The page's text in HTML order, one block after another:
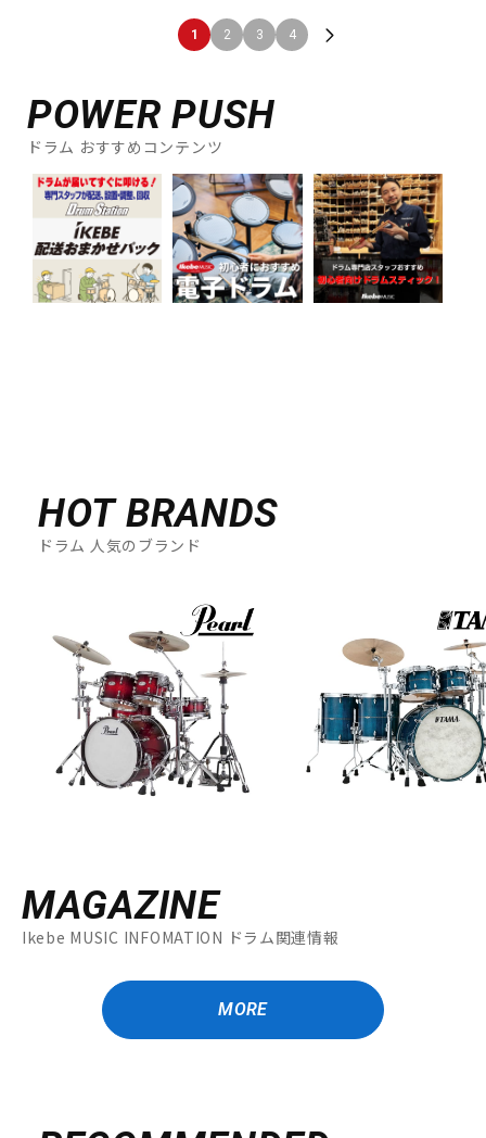
1 2 3 4
POWER PUSH
ドラム おすすめコンテンツ
HOT BRANDS
ドラム 人気のブランド
MAGAZINE
Ikebe MUSIC INFOMATION ドラム関連情報
MORE